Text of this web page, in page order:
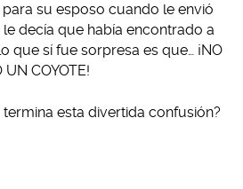
su esposo cuando le envió
decía que había encontrado a
que sí fue sorpresa es que… ¡NO
UN COYOTE!
esta divertida confusión?